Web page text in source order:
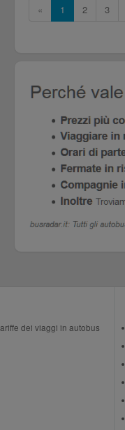
« 1 2 3
dei viaggi in autobus